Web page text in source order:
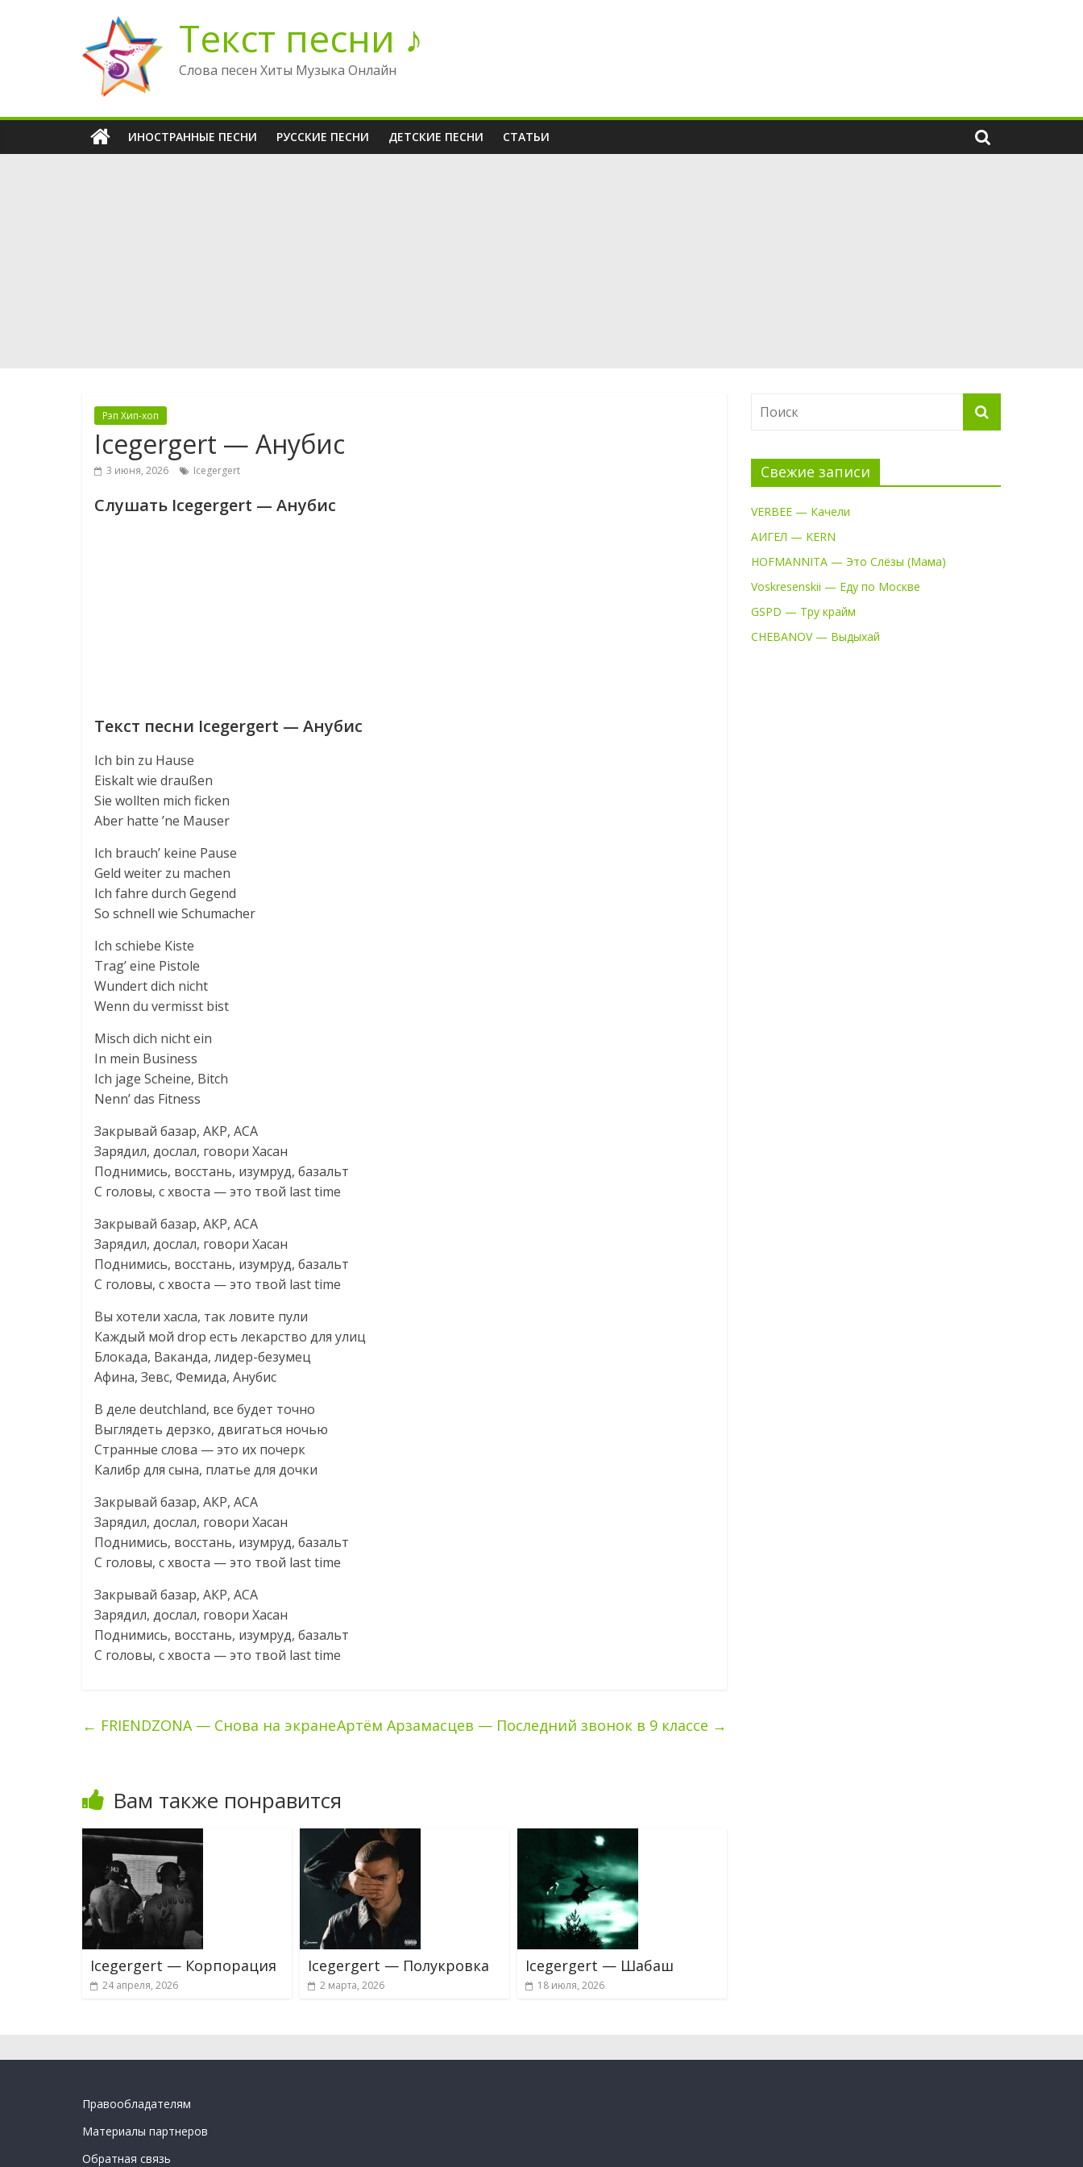
содержимому
Текст песни ♪
Слова песен Хиты Музыка Онлайн
ИНОСТРАННЫЕ ПЕСНИ РУССКИЕ ПЕСНИ ДЕТСКИЕ ПЕСНИ СТАТЬИ
Рэп Хип-хоп
Icegergert — Анубис
3 июня, 2026 Icegergert
Слушать Icegergert — Анубис
Текст песни Icegergert — Анубис
Ich bin zu Hause
Eiskalt wie draußen
Sie wollten mich ficken
Aber hatte ’ne Mauser
Ich brauch’ keine Pause
Geld weiter zu machen
Ich fahre durch Gegend
So schnell wie Schumacher
Ich schiebe Kiste
Trag’ eine Pistole
Wundert dich nicht
Wenn du vermisst bist
Misch dich nicht ein
In mein Business
Ich jage Scheine, Bitch
Nenn’ das Fitness
Закрывай базар, АКР, АСА
Зарядил, дослал, говори Хасан
Поднимись, восстань, изумруд, базальт
С головы, с хвоста — это твой last time
Закрывай базар, АКР, АСА
Зарядил, дослал, говори Хасан
Поднимись, восстань, изумруд, базальт
С головы, с хвоста — это твой last time
Вы хотели хасла, так ловите пули
Каждый мой drop есть лекарство для улиц
Блокада, Ваканда, лидер-безумец
Афина, Зевс, Фемида, Анубис
В деле deutchland, все будет точно
Выглядеть дерзко, двигаться ночью
Странные слова — это их почерк
Калибр для сына, платье для дочки
Закрывай базар, АКР, АСА
Зарядил, дослал, говори Хасан
Поднимись, восстань, изумруд, базальт
С головы, с хвоста — это твой last time
Закрывай базар, АКР, АСА
Зарядил, дослал, говори Хасан
Поднимись, восстань, изумруд, базальт
С головы, с хвоста — это твой last time
← FRIENDZONA — Снова на экранеАртём Арзамасцев — Последний звонок в 9 классе →
Вам также понравится
Icegergert — Корпорация
24 апреля, 2026
Icegergert — Полукровка
2 марта, 2026
Icegergert — Шабаш
18 июля, 2026
Свежие записи
VERBEE — Качели
АИГЕЛ — KERN
HOFMANNITA — Это Слёзы (Мама)
Voskresenskii — Еду по Москве
GSPD — Тру крайм
CHEBANOV — Выдыхай
Правообладателям
Материалы партнеров
Обратная связь